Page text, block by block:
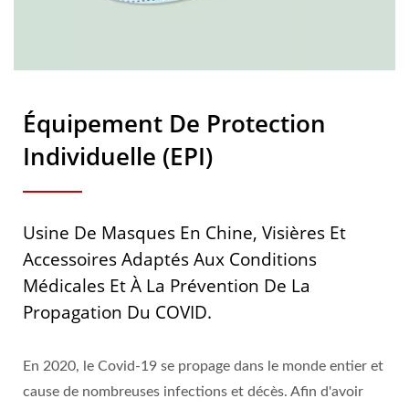
Équipement De Protection
Individuelle (EPI)
Usine De Masques En Chine, Visières Et
Accessoires Adaptés Aux Conditions
Médicales Et À La Prévention De La
Propagation Du COVID.
En 2020, le Covid-19 se propage dans le monde entier et
cause de nombreuses infections et décès. Afin d'avoir